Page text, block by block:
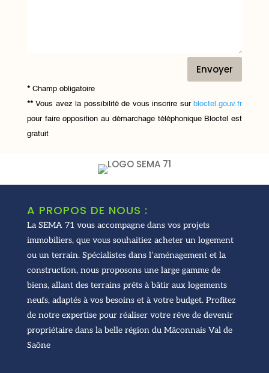
Envoyer
* Champ obligatoire
**Vous avez la possibilité de vous inscrire sur bloctel.gouv.fr
pour faire opposition au démarchage téléphonique Bloctel
est
gratuit
A PROPOS DE NOUS :
La SEMA 71 vous accompagne dans vos projets
immobiliers, que vous souhaitiez acheter un logement
ou un terrain. Spécialistes dans l’aménagement et la
construction, nous proposons une large gamme de
biens, allant des terrains prêts à bâtir aux logements
neufs, adaptés à vos besoins et à votre budget. Profitez
de notre expertise pour réaliser votre rêve de devenir
propriétaire dans la belle région du Mâconnais Val de
Saône